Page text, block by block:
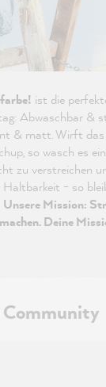
ist die
Abwaschbar &
& matt. Wirft das
so wasch es
zu verstreichen
- so
Unsere Mission:
Deine
Community